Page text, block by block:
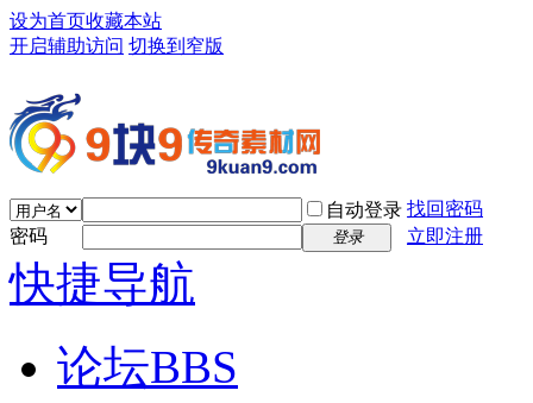
设为首页收藏本站
开启辅助访问 切换到窄版
自动登录 找回密码
密码
登录 立即注册
快捷导航
论坛BBS